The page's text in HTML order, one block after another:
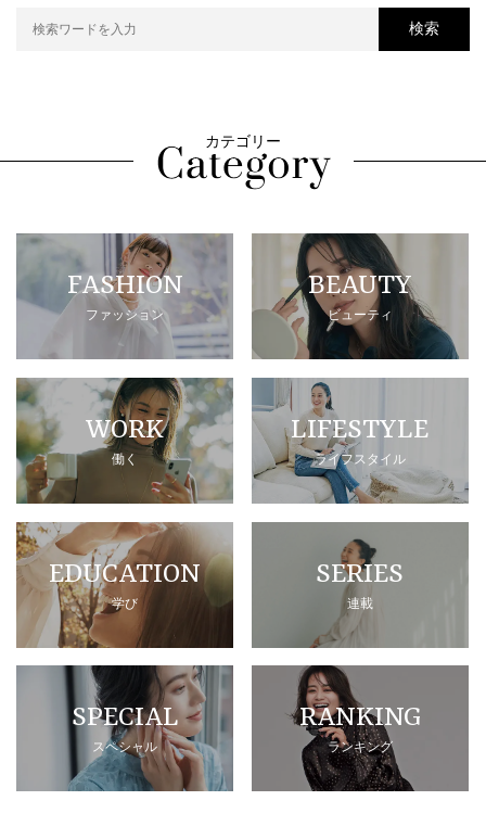
検索
カテゴリー
FASHION
ファッション
BEAUTY
ビューティ
WORK
働く
LIFESTYLE
ライフスタイル
EDUCATION
学び
SERIES
連載
SPECIAL
スペシャル
RANKING
ランキング